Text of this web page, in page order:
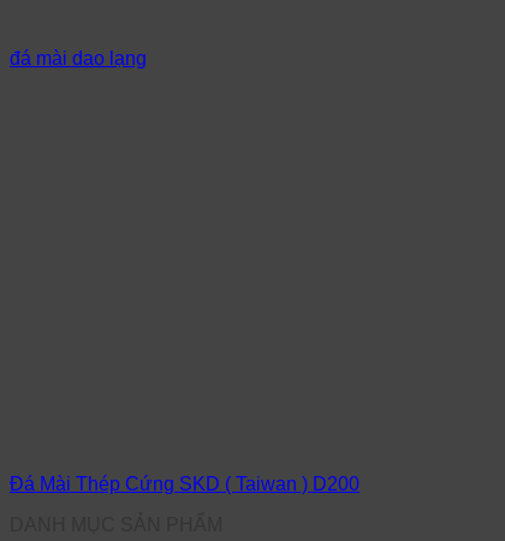
đá mài dao lạng
Đá Mài Thép Cứng SKD ( Taiwan ) D200